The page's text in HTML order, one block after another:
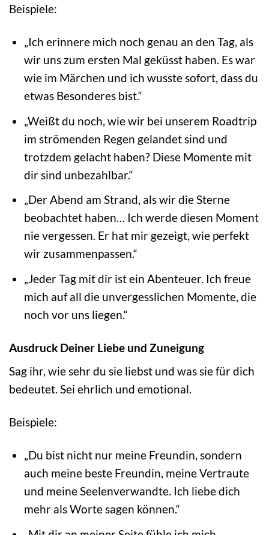
Beispiele:
„Ich erinnere mich noch genau an den Tag, als
wir uns zum ersten Mal geküsst haben. Es war
wie im Märchen und ich wusste sofort, dass du
etwas Besonderes bist.“
„Weißt du noch, wie wir bei unserem Roadtrip
im strömenden Regen gelandet sind und
trotzdem gelacht haben? Diese Momente mit
dir sind unbezahlbar.“
„Der Abend am Strand, als wir die Sterne
beobachtet haben… Ich werde diesen Moment
nie vergessen. Er hat mir gezeigt, wie perfekt
wir zusammenpassen.“
„Jeder Tag mit dir ist ein Abenteuer. Ich freue
mich auf all die unvergesslichen Momente, die
noch vor uns liegen.“
Ausdruck Deiner Liebe und Zuneigung
Sag ihr, wie sehr du sie liebst und was sie für dich
bedeutet. Sei ehrlich und emotional.
Beispiele:
„Du bist nicht nur meine Freundin, sondern
auch meine beste Freundin, meine Vertraute
und meine Seelenverwandte. Ich liebe dich
mehr als Worte sagen können.“